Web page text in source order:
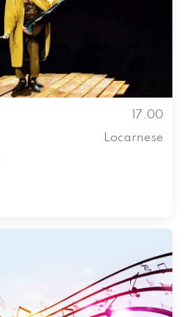
17.00
Locarnese